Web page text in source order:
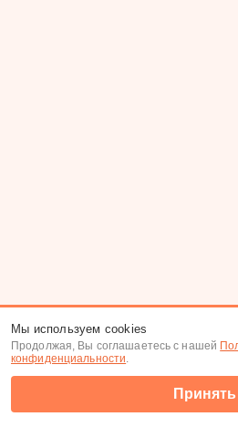
Мы используем cookies
Продолжая, Вы соглашаетесь с нашей
конфиденциальности.
Принять